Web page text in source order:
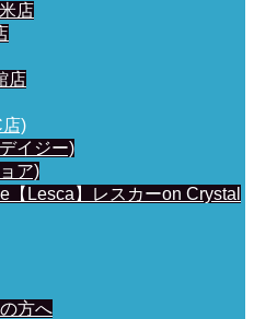
店
店
)
イジー)
ア)
【Lesca】レスカーon Crystal
方へ